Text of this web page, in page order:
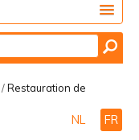
/Restauration de
NL FR